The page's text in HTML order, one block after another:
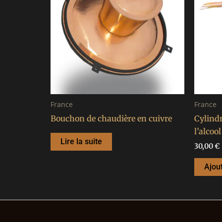
France
Bouchon de chaudière en cuivre
Lire la suite
France
l’alcool
30,00€